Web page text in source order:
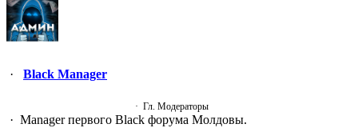
Black Manager
Гл. Модераторы
Manager первого Black форума Молдовы.